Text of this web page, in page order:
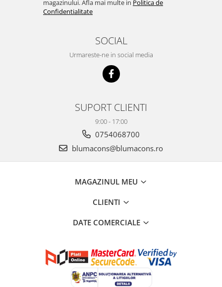
magazinului. Afla mai multe in Politica de
Confidentialitate
SOCIAL
Urmareste-ne in social media
SUPORT CLIENTI
9:00 - 17:00
0754068700
blumacons@blumacons.ro
MAGAZINUL MEU
CLIENTI
DATE COMERCIALE